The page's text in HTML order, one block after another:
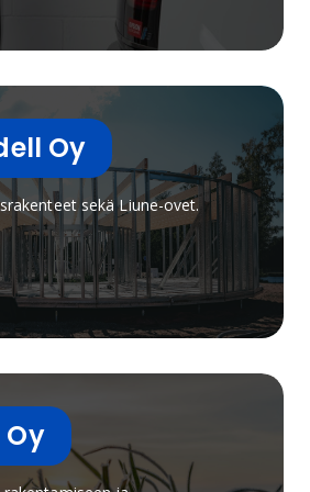
Oy
sekä Liune-ovet.